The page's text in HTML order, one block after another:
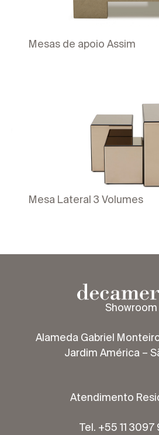
Mesas de apoio Assim
Mesa Lateral 3 Volumes
Showroom
Alameda Gabriel
Jardim América –
Atendimento
Tel. +55 11